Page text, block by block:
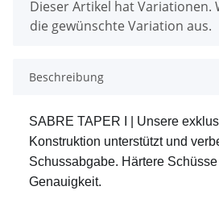
x
Dieser Artikel hat Variationen.
die gewünschte Variation aus.
Beschreibung
SABRE TAPER I | Unsere
Konstruktion unterstützt und
Schussabgabe. Härtere
Genauigkeit.